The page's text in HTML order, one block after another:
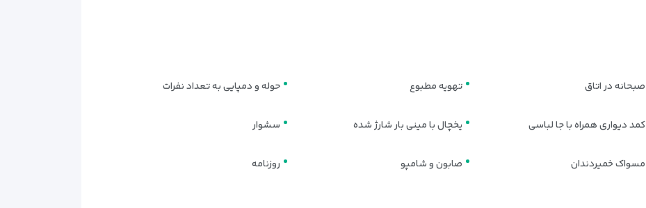
صبحانه در اتاق تهویه مطبوع حوله و دمپایی به تعداد نفرات
کمد دیواری همراه با جا لباسی یخچال با مینی بار شارژ شده سشوار
مسواک خمیردندان صابون و شامپو روزنامه